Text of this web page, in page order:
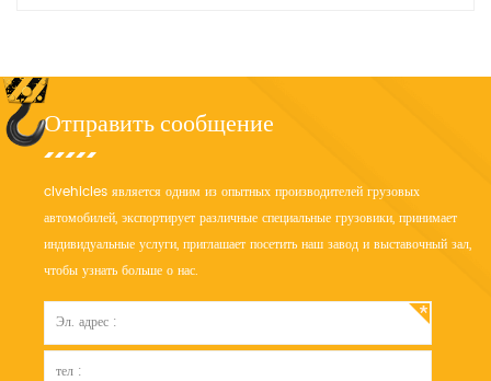
Отправить сообщение
clvehicles является одним из опытных производителей грузовых
автомобилей, экспортирует различные специальные грузовики, принимает
индивидуальные услуги, приглашает посетить наш завод и выставочный зал,
чтобы узнать больше о нас.